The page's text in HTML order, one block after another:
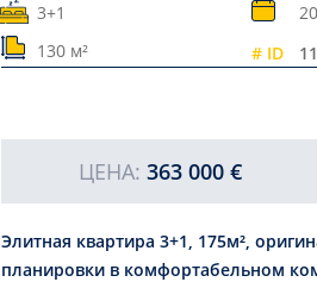
3+1
130 м²
# ID
ЦЕНА: 363 000 €
Элитная квартира 3+1, 175м²,
планировки в комфортабельном